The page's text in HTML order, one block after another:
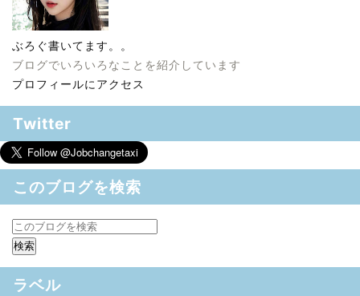
ぶろぐ書いてます。。
ブログでいろいろなことを紹介しています
プロフィールにアクセス
Twitter
このブログを検索
ラベル